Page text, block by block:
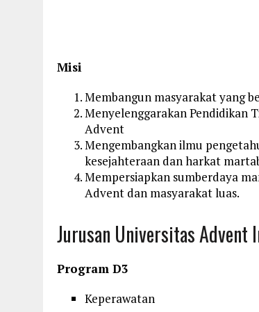
Misi
Membangun masyarakat yang
Menyelenggarakan Pendidikan
Advent
Mengembangkan ilmu
kesejahteraan dan harkat
Mempersiapkan sumberdaya
Advent dan masyarakat luas.
Jurusan Universitas Advent
Program D3
Keperawatan